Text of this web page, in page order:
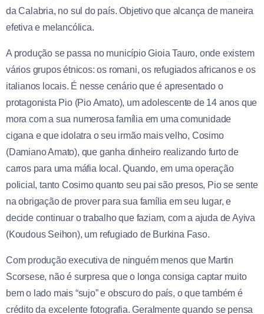
da Calabria, no sul do país. Objetivo que alcança de maneira
efetiva e melancólica.
A produção se passa no município Gioia Tauro, onde existem
vários grupos étnicos: os romani, os refugiados africanos e os
italianos locais. É nesse cenário que é apresentado o
protagonista Pio (Pio Amato), um adolescente de 14 anos que
mora com a sua numerosa família em uma comunidade
cigana e que idolatra o seu irmão mais velho, Cosimo
(Damiano Amato), que ganha dinheiro realizando furto de
carros para uma máfia local. Quando, em uma operação
policial, tanto Cosimo quanto seu pai são presos, Pio se sente
na obrigação de prover para sua família em seu lugar, e
decide continuar o trabalho que faziam, com a ajuda de Ayiva
(Koudous Seihon), um refugiado de Burkina Faso.
Com produção executiva de ninguém menos que Martin
Scorsese, não é surpresa que o longa consiga captar muito
bem o lado mais “sujo” e obscuro do país, o que também é
crédito da excelente fotografia. Geralmente quando se pensa